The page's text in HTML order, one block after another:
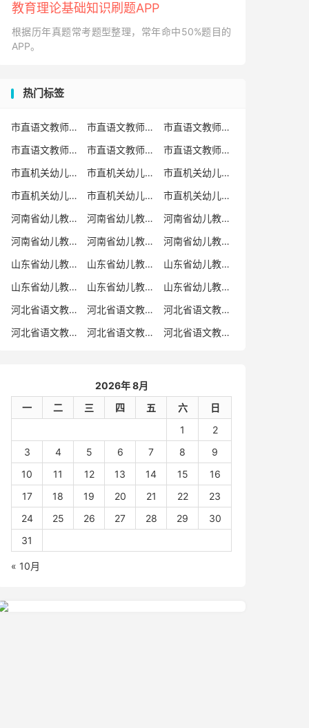
教育理论基础知识刷题APP
根据历年真题常考题型整理，常年命中50%题目的
APP。
热门标签
市直语文教师招聘 市直语文教师招聘考试真题
市直语文教师招聘考试真题卷
市直语文教师编制考试真题
市直语文教师编制考试真题卷
市直语文教师考试
市直机关幼儿教师招聘
市直机关幼儿教师考试
市直机关幼儿教师招聘考试真题
市直机关幼儿教师招聘考试真题卷
市直机关幼儿教师编制考试真题卷
市直机关幼儿教师编制考试真题
河南省幼儿教师招聘
河南省幼儿教师考试
河南省幼儿教师招聘考试真题
河南省幼儿教师招聘考试真题卷
河南省幼儿教师编制考试真题
河南省幼儿教师编制考试真题卷
山东省幼儿教师招聘
山东省幼儿教师考试
山东省幼儿教师招聘考试真题
山东省幼儿教师招聘考试真题卷
山东省幼儿教师编制考试真题
山东省幼儿教师编制考试真题卷
河北省语文教师招聘
河北省语文教师招聘考试真题
河北省语文教师招聘考试真题卷
河北省语文教师编制考试真题
河北省语文教师编制考试真题卷 河北省语文教师考试
2026年 8月
一
二 三 四 五 六
日
1
2
3
4 5 6 7 8
9
10
11 12 13 14 15
16
17
18 19 20 21 22
23
24
25 26 27 28 29
30
31
« 10月